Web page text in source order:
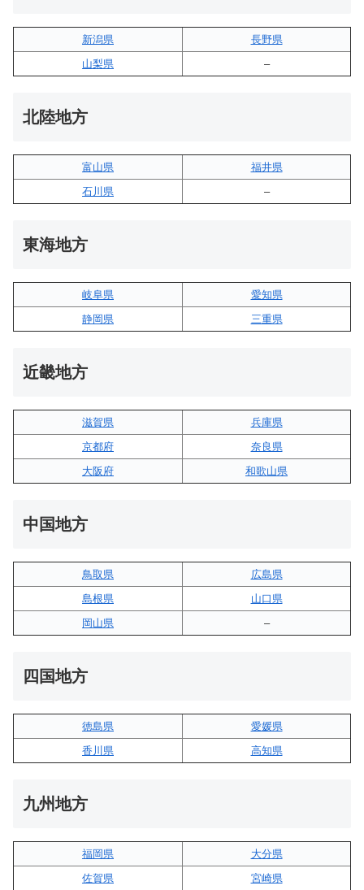
新潟県
長野県
山梨県
–
北陸地方
富山県
福井県
石川県
–
東海地方
岐阜県
愛知県
静岡県
三重県
近畿地方
滋賀県
兵庫県
京都府
奈良県
大阪府
和歌山県
中国地方
鳥取県
広島県
島根県
山口県
岡山県
–
四国地方
徳島県
愛媛県
香川県
高知県
九州地方
福岡県
大分県
佐賀県
宮崎県